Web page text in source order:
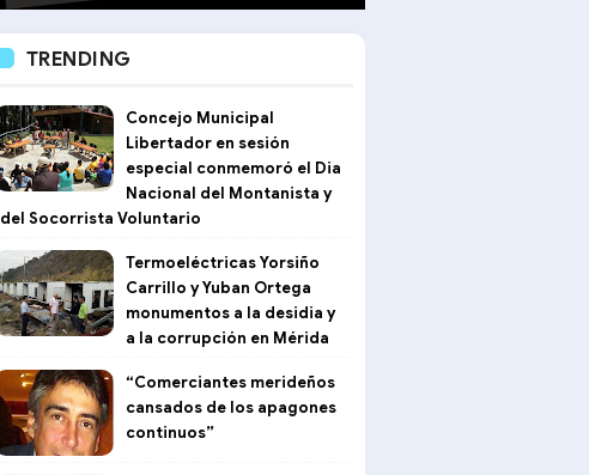
TRENDING
Concejo Municipal
Libertador en sesión
especial conmemoró el Dia
Nacional del Montanista y
del Socorrista Voluntario
Termoeléctricas Yorsiño
Carrillo y Yuban Ortega
monumentos a la desidia y
a la corrupción en Mérida
“Comerciantes merideños
cansados de los apagones
continuos”